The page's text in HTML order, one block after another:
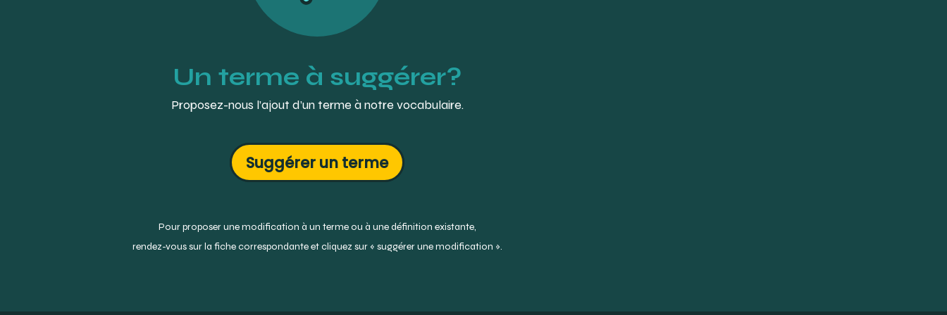
Un terme à suggérer?
Proposez-nous l’ajout d’un terme à notre vocabulaire.
Suggérer un terme
Pour proposer une modification à un terme ou à une définition existante,
rendez-vous sur la fiche correspondante et cliquez sur « suggérer une modification ».